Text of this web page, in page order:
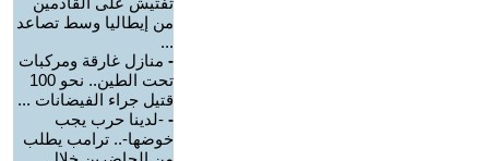
من إيطاليا وسط تصاعد
...
- منازل غارقة ومركبات
تحت الطين.. نحو 100
قتيل جراء الفيضانات ...
- -لدينا حرب يجب
خوضها-.. ترامب يطلب